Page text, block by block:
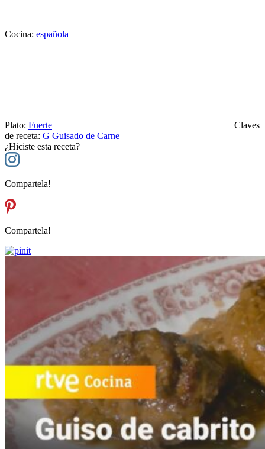
Cocina: española
Plato: Fuerte
Claves
de receta: G Guisado de Carne
¿Hiciste esta receta?
Compartela!
Compartela!